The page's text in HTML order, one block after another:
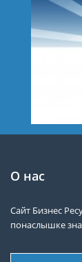
О нас
Сайт Бизнес
понаслышке